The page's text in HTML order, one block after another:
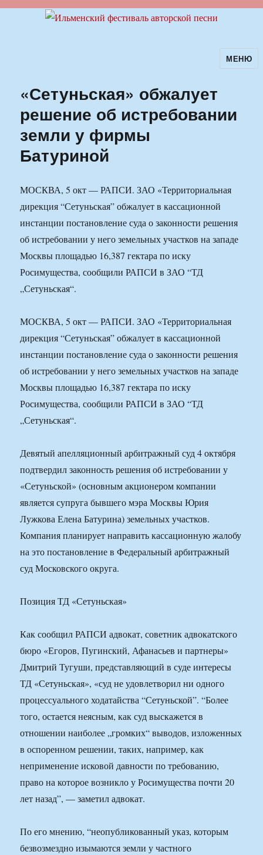
Ильменский фестиваль авторскойМЕНЮ
«Сетуньская» обжалует
решение об истребовании
земли у фирмы
Батуриной
МОСКВА, 5 окт — РАПСИ. ЗАО «Территориальная
дирекция “Сетуньская” обжалует в кассационной
инстанции постановление суда о законности решения
об истребовании у него земельных участков на западе
Москвы площадью 16,387 гектара по иску
Росимущества, сообщили РАПСИ в ЗАО “ТД
„Сетуньская“.
МОСКВА, 5 окт — РАПСИ. ЗАО «Территориальная
дирекция “Сетуньская” обжалует в кассационной
инстанции постановление суда о законности решения
об истребовании у него земельных участков на западе
Москвы площадью 16,387 гектара по иску
Росимущества, сообщили РАПСИ в ЗАО “ТД
„Сетуньская“.
Девятый апелляционный арбитражный суд 4 октября
подтвердил законность решения об истребовании у
«Сетуньской» (основным акционером компании
является супруга бывшего мэра Москвы Юрия
Лужкова Елена Батурина) земельных участков.
Компания планирует направить кассационную жалобу
на это постановление в Федеральный арбитражный
суд Московского округа.
Позиция ТД «Сетуньская»
Как сообщил РАПСИ адвокат, советник адвокатского
бюро «Егоров, Пугинский, Афанасьев и партнеры»
Дмитрий Тугуши, представляющий в суде интересы
ТД «Сетуньская», «суд не удовлетворил ни одного
процессуального ходатайства “Сетуньской”. “Более
того, остается неясным, как суд выскажется в
отношении наиболее „громких“ выводов, изложенных
в оспоренном решении, таких, например, как
неприменение исковой давности по требованию,
право на которое возникло у Росимущества почти 20
лет назад”, — заметил адвокат.
По его мнению, “неопубликованный указ, которым
безвозмездно изымаются земли у частного